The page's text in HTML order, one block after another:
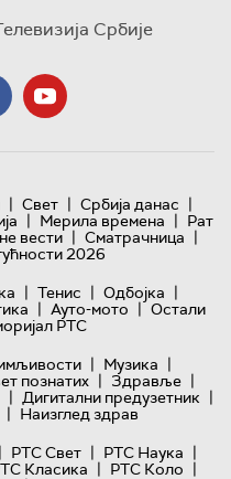
Србије
| Свет | Србија данас |
| Мерила времена | Рат
вести | Сматрачница |
2026
| Тенис | Одбојка |
| Ауто-мото | Остали
РТС
| Музика |
познатих | Здравље |
| Дигитални предузетник |
| Наизглед здрав
| РТС Свет | РТС Наука |
Класика | РТС Коло |